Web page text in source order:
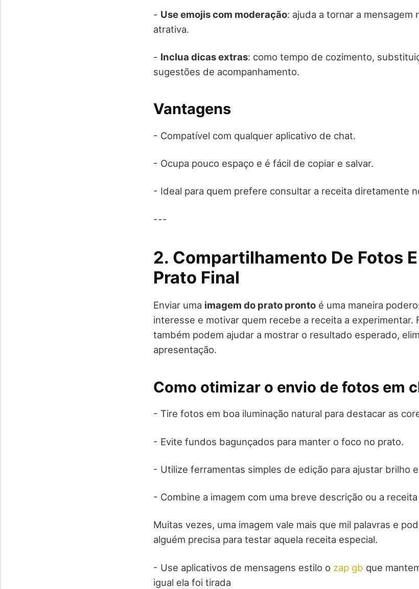
- Use emojis com moderação: ajuda a tornar a mensagem
atrativa.
- Inclua dicas extras: como tempo de cozimento,
sugestões de acompanhamento.
Vantagens
- Compatível com qualquer aplicativo de chat.
- Ocupa pouco espaço e é fácil de copiar e salvar.
- Ideal para quem prefere consultar a receita diretamente
---
2. Compartilhamento De Fotos
Prato Final
Enviar uma imagem do prato pronto é uma maneira
interesse e motivar quem recebe a receita a experimentar.
também podem ajudar a mostrar o resultado esperado,
apresentação.
Como otimizar o envio de fotos em
- Tire fotos em boa iluminação natural para destacar as
- Evite fundos bagunçados para manter o foco no prato.
- Utilize ferramentas simples de edição para ajustar brilho
- Combine a imagem com uma breve descrição ou a
Muitas vezes, uma imagem vale mais que mil palavras e
alguém precisa para testar aquela receita especial.
- Use aplicativos de mensagens estilo o zap gb que
igual ela foi tirada